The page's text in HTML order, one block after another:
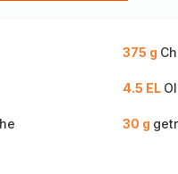
375 g
4.5 EL
30 g